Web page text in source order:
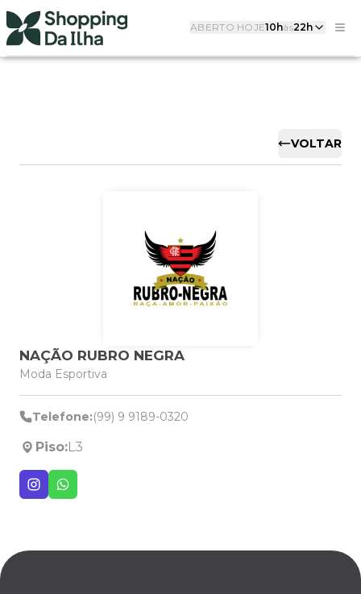
ABERTO HOJE10hàs22h
VOLTAR
NAÇÃO RUBRO NEGRA
Moda Esportiva
Telefone:(99) 9 9189-0320
Piso:L3